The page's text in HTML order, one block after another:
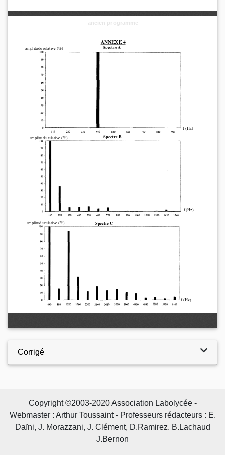
Corrigé
Copyright ©2003-2020 Association Labolycée -
Webmaster : Arthur Toussaint - Professeurs rédacteurs : E.
Daïni, J. Morazzani, J. Clément, D.Ramirez. B.Lachaud
J.Bernon